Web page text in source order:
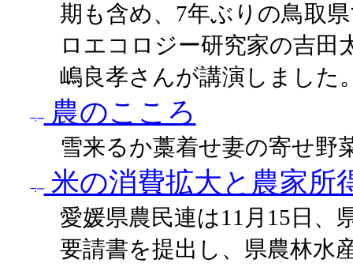
期も含め、7年ぶりの鳥取
ロエコロジー研究家の吉田
嶋良孝さんが講演しました
農のこころ
雪来るか藁着せ妻の寄せ野
米の消費拡大と農家所
愛媛県農民連は11月15日、
要請書を提出し、県農林水